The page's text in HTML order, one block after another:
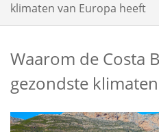
klimaten van Europa heeft
Waarom de Costa
gezondste